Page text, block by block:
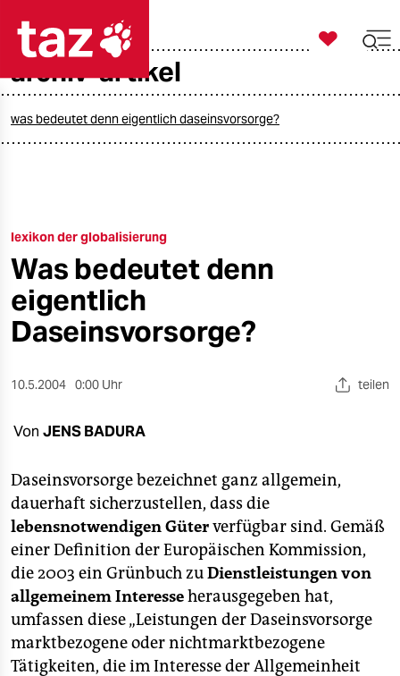
taz zahl ich
öko
gesellschaft
kultur
nord
wahrheit
verlag
verlag
veranstaltungen
shop
fragen & hilfe

taz zahl ich
archiv-artikel
was bedeutet denn eigentlich daseinsvorsorge?
lexikon der globalisierung
Was bedeutet denn
eigentlich
Daseinsvorsorge?
10.5.2004 0:00 Uhr teilen
Von JENS BADURA
Daseinsvorsorge bezeichnet ganz allgemein,
dauerhaft sicherzustellen, dass die
lebensnotwendigen Güterverfügbar sind. Gemäß
einer Definition der Europäischen Kommission,
die 2003 ein Grünbuch zuDienstleistungen von
allgemeinem Interesseherausgegeben hat,
umfassen diese „Leistungen der Daseinsvorsorge
marktbezogene oder nichtmarktbezogene
Tätigkeiten, die im Interesse der Allgemeinheit